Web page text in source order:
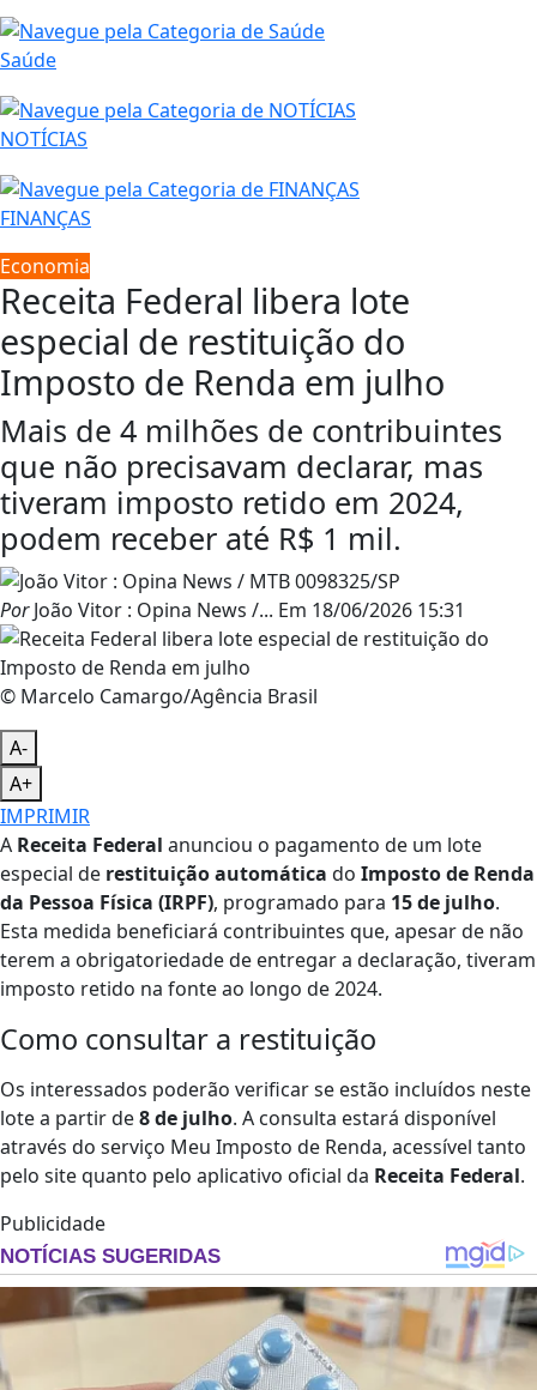
Saúde
NOTÍCIAS
FINANÇAS
Economia
Receita Federal libera lote
especial de restituição do
Imposto de Renda em julho
Mais de 4 milhões de contribuintes
que não precisavam declarar, mas
tiveram imposto retido em 2024,
podem receber até R$ 1 mil.
PorJoão Vitor : Opina News /... Em 18/06/2026 15:31
© Marcelo Camargo/Agência Brasil
A-
A+
IMPRIMIR
A Receita Federal anunciou o pagamento de um lote
especial de restituição automática do Imposto de Renda
da Pessoa Física (IRPF), programado para 15 de julho.
Esta medida beneficiará contribuintes que, apesar de não
terem a obrigatoriedade de entregar a declaração, tiveram
imposto retido na fonte ao longo de 2024.
Como consultar a restituição
Os interessados poderão verificar se estão incluídos neste
lote a partir de8 de julho. A consulta estará disponível
através do serviço Meu Imposto de Renda, acessível tanto
pelo site quanto pelo aplicativo oficial da Receita Federal.
Publicidade